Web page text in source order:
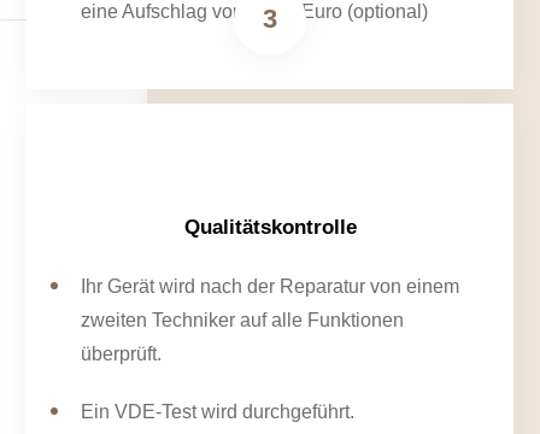
eine Aufschlag von 50,00 Euro (optional)
3
Qualitätskontrolle
Ihr Gerät wird nach der Reparatur von einem
zweiten Techniker auf alle Funktionen
überprüft.
Ein VDE-Test wird durchgeführt.